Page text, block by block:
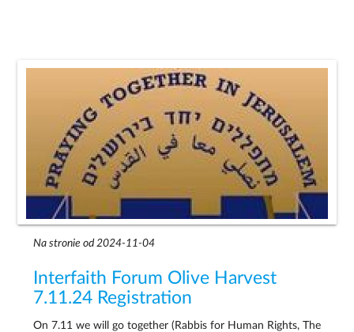
Na stronie od 2024-11-04
Interfaith Forum Olive Harvest
7.11.24 Registration
On 7.11 we will go together (Rabbis for Human Rights, The